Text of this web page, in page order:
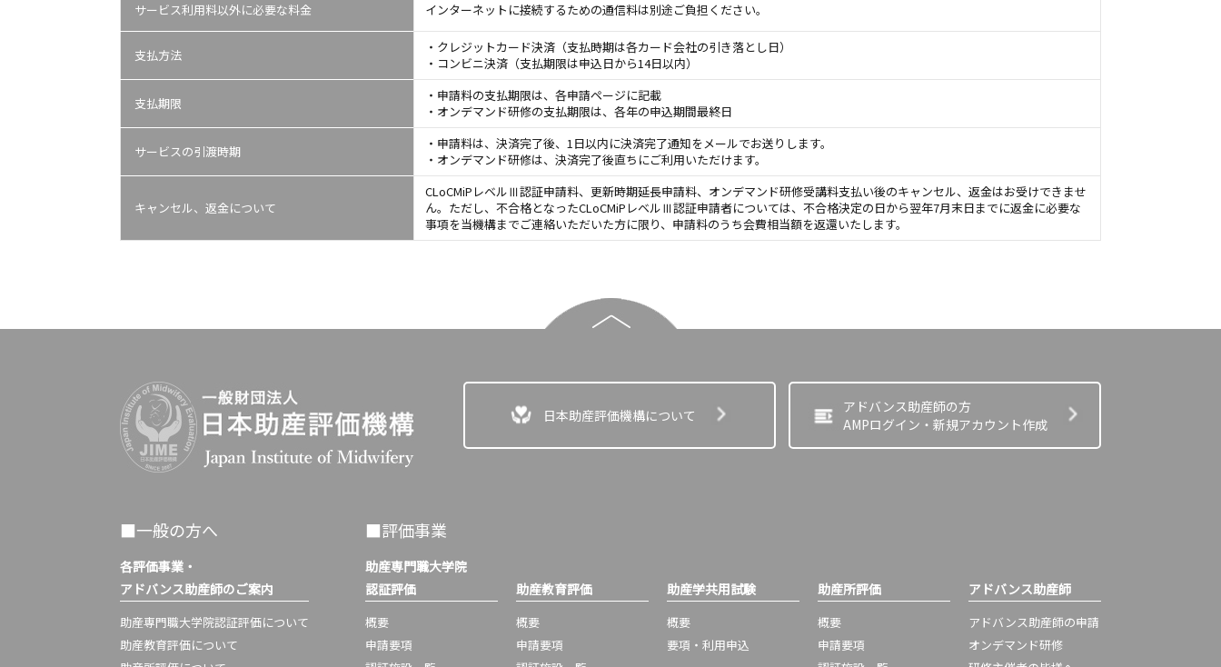
サービス利用料以外に必要な料金 インターネットに接続するための通信料は別途ご負担ください。
支払方法
・クレジットカード決済（支払時期は各カード会社の引き落とし日）
・コンビニ決済（支払期限は申込日から14日以内）
支払期限
・申請料の支払期限は、各申請ページに記載
・オンデマンド研修の支払期限は、各年の申込期間最終日
サービスの引渡時期
・申請料は、決済完了後、1日以内に決済完了通知をメールでお送りします。
・オンデマンド研修は、決済完了後直ちにご利用いただけます。
キャンセル、返金について
CLoCMiPレベルⅢ認証申請料、更新時期延長申請料、オンデマンド研修受講料支払い後のキャンセル、返金はお受けできませ
ん。ただし、不合格となったCLoCMiPレベルⅢ認証申請者については、不合格決定の日から翌年7月末日までに返金に必要な
事項を当機構までご連絡いただいた方に限り、申請料のうち会費相当額を返還いたします。
日本助産評価機構について
アドバンス助産師の方
AMPログイン・新規アカウント作成
■一般の方へ
各評価事業・
アドバンス助産師のご案内
助産専門職大学院認証評価について
助産教育評価について
■評価事業
助産専門職大学院
認証評価
概要
申請要項
助産教育評価
概要
申請要項
助産学共用試験
概要
要項・利用申込
助産所評価
概要
申請要項
アドバンス助産師
アドバンス助産師の申請
オンデマンド研修